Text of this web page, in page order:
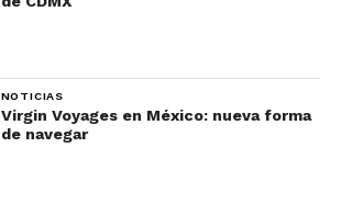
NOTICIAS
Virgin Voyages en México: nueva forma
de navegar